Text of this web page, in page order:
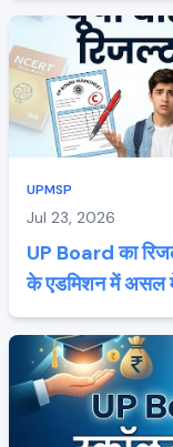
UPMSP
Jul 23, 2026
UP Board का
के एडमिशन में असल